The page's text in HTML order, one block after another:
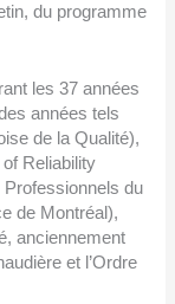
du programme
les 37 années
années tels
de la Qualité),
Reliability
du
de Montréal),
anciennement
et l’Ordre